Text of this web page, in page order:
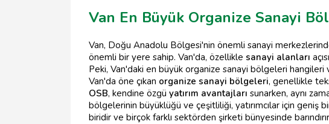
Van En Büyük Organize Sanayi
Van, Doğu Anadolu Bölgesi'nin önemli sanayi
önemli bir yere sahip. Van'da, özellikle sanayi alanları
Peki, Van'daki en büyük organize sanayi bölgeleri
Van'da öne çıkan organize sanayi bölgeleri, genellikle
OSB, kendine özgü yatırım avantajları sunarken, aynı
bölgelerinin büyüklüğü ve çeşitliliği, yatırımcılar için
biridir ve birçok farklı sektörden şirketi bünyesinde